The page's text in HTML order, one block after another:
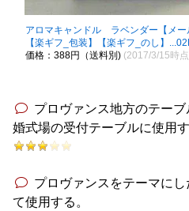
アロマキャンドル ラベンダー【メー
【楽ギフ_包装】【楽ギフ_のし】
価格：388円（送料別) (2017/3/15時
プロヴァンス地方のテー
婚式場の受付テーブルに使用す
プロヴァンスをテーマに
て使用する。